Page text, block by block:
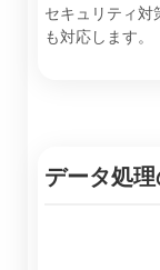
セキュリティ対
も対応します。
データ処